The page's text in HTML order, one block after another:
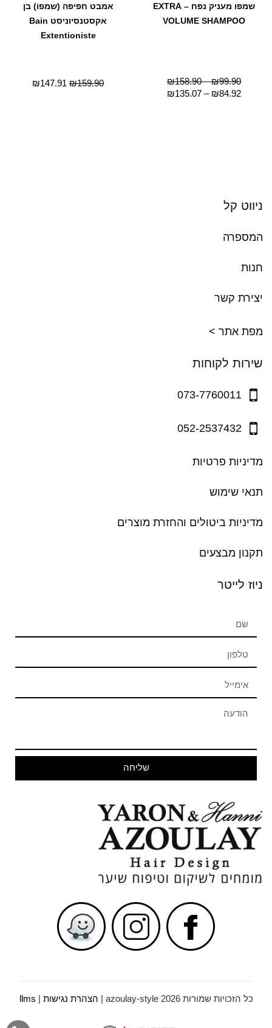
שמפו מעניק נפח – EXTRA
VOLUME SHAMPOO
₪99.90
–
₪158.90
₪84.92
–
₪135.07
אמבט חפיפה (שמפו) בן
אקסטנסיוניסט Bain
Extentioniste
₪159.90
₪147.91
ניווט קל
המספרה
חנות
יצירת קשר
מפת אתר >
שירות לקוחות
073-7760011
052-2537432
מדיניות פרטיות
תנאי שימוש
מדיניות ביטולים והחזרת מוצרים
תקנון מבצעים
ניוז לייטר
שליחה
כל הזכויות שמורות azoulay-style 2026 | הצהרת נגישות |
llms